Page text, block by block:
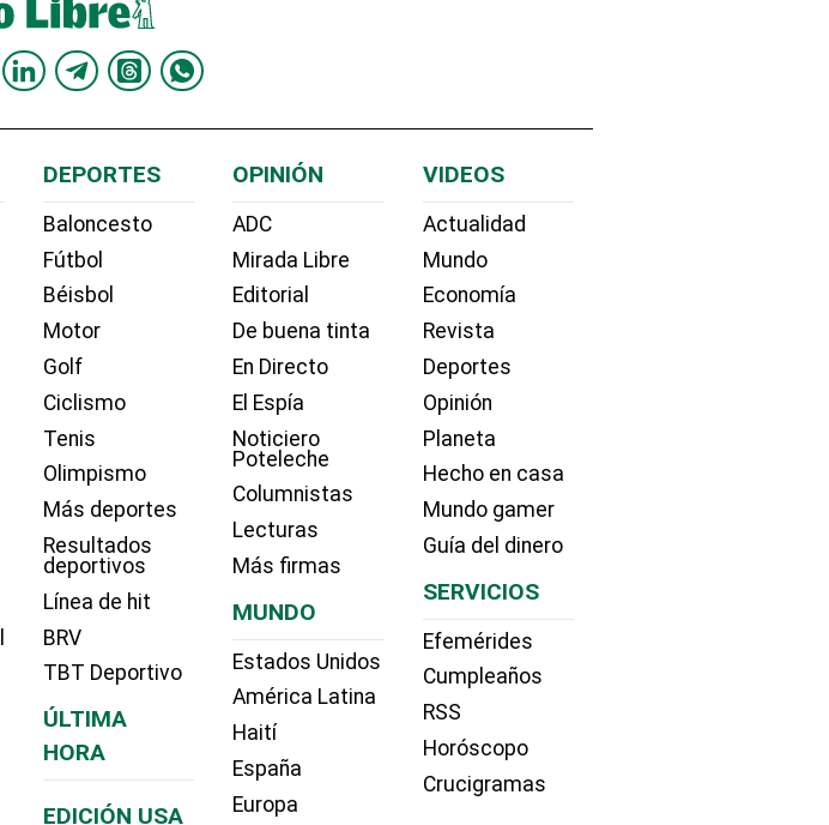
DEPORTES
Baloncesto
Fútbol
Béisbol
Motor
Golf
Ciclismo
Tenis
Olimpismo
Más deportes
Resultados
deportivos
Línea de hit
BRV
TBT Deportivo
ÚLTIMA
HORA
EDICIÓN USA
OPINIÓN
ADC
Mirada Libre
Editorial
De buena tinta
En Directo
El Espía
Noticiero
Poteleche
Columnistas
Lecturas
Más firmas
MUNDO
Estados Unidos
América Latina
Haití
España
Europa
VIDEOS
Actualidad
Mundo
Economía
Revista
Deportes
Opinión
Planeta
Hecho en casa
Mundo gamer
Guía del dinero
SERVICIOS
Efemérides
Cumpleaños
RSS
Horóscopo
Crucigramas